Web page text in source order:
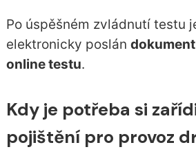
Po úspěšném zvládnutí testu
elektronicky poslán
online testu.
Kdy je potřeba si
pojištění pro provoz